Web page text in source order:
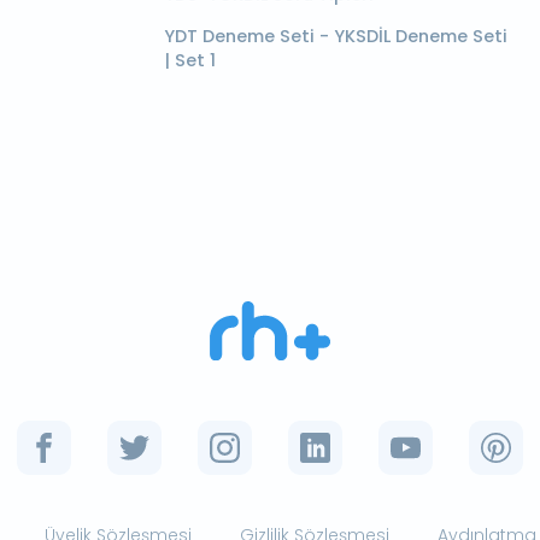
YDT Deneme Seti - YKSDİL Deneme Seti
| Set 1
Üyelik Sözleşmesi Gizlilik Sözleşmesi